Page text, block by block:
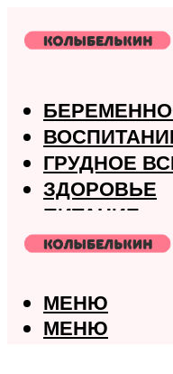
ГРУДНОЕ
ЗДОРОВЬЕ
ПИТАНИЕ
РОДЫ
МЕНЮ
МЕНЮ